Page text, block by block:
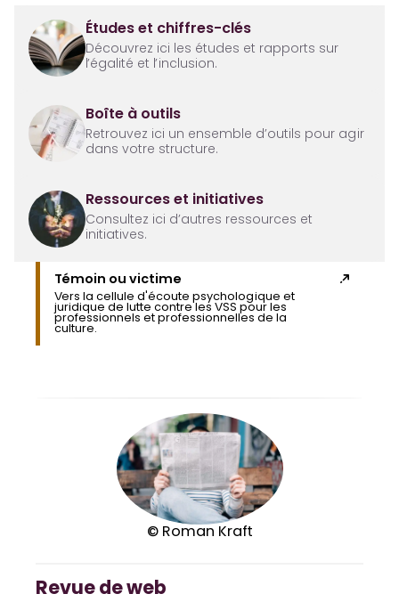
Études et chiffres-clés
Découvrez ici les études et rapports sur
l’égalité et l’inclusion.
Boîte à outils
Retrouvez ici un ensemble d’outils pour agir
dans votre structure.
Ressources et initiatives
Consultez ici d’autres ressources et
initiatives.
Témoin ou victime
Vers la cellule d'écoute psychologique et
juridique de lutte contre les VSS pour les
professionnels et professionnelles de la
culture.
© Roman Kraft
Revue de web